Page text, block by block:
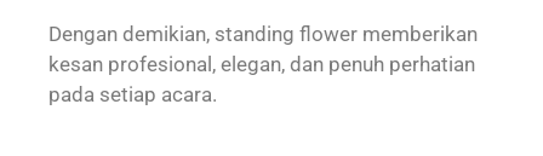
Dengan demikian, standing flower memberikan
kesan profesional, elegan, dan penuh perhatian
pada setiap acara.